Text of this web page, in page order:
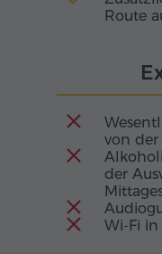
Route
von der
der
Wi-Fi in